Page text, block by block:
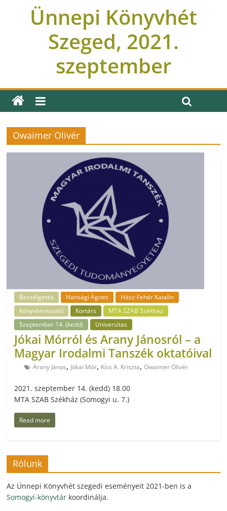
Ünnepi Könyvhét
Szeged, 2021.
szeptember
Owaimer Olivér
Beszélgetés Hansági Ágnes
Hász-Fehér Katalin
Könyvbemutató
Kortárs
MTA SZAB Székház
Szeptember 14. (kedd)
Universitas
Jókai Mórról és Arany Jánosról – a
Magyar Irodalmi Tanszék oktatóival
Arany János, Jókai Mór, Kiss A. Kriszta,Owaimer Olivér
2021. szeptember 14. (kedd) 18.00
MTA SZAB Székház (Somogyi u. 7.)
Read more
Rólunk
Az Ünnepi Könyvhét szegedi eseményeit 2021-ben is a
Somogyi-könyvtár koordinálja.